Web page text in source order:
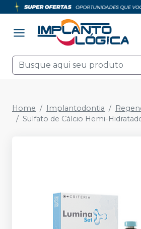
Home Implantodontia
Sulfato de Cálcio Hemi-